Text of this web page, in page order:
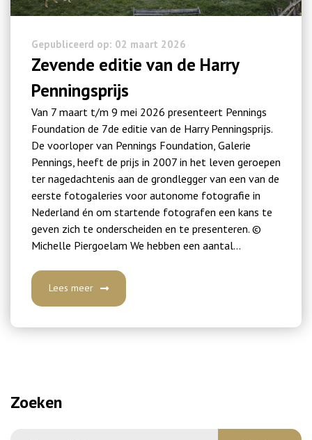
Gepubliceerd op: 02 maart 2026
Zevende editie van de Harry
Penningsprijs
Van 7 maart t/m 9 mei 2026 presenteert Pennings
Foundation de 7de editie van de Harry Penningsprijs.
De voorloper van Pennings Foundation, Galerie
Pennings, heeft de prijs in 2007 in het leven geroepen
ter nagedachtenis aan de grondlegger van een van de
eerste fotogaleries voor autonome fotografie in
Nederland én om startende fotografen een kans te
geven zich te onderscheiden en te presenteren. ©
Michelle Piergoelam We hebben een aantal…
Lees meer
Zoeken